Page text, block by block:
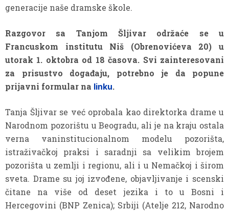
generacije naše dramske škole.
Razgovor sa Tanjom Šljivar održaće se u
Francuskom institutu Niš (Obrenovićeva 20) u
utorak 1. oktobra od 18 časova. Svi zainteresovani
za prisustvo događaju, potrebno je da popune
prijavni formular na linku.
Tanja Šljivar se već oprobala kao direktorka drame u
Narodnom pozorištu u Beogradu, ali je na kraju ostala
verna vaninstitucionalnom modelu pozorišta,
istraživačkoj praksi i saradnji sa velikim brojem
pozorišta u zemlji i regionu, ali i u Nemačkoj i širom
sveta. Drame su joj izvođene, objavljivanje i scenski
čitane na više od deset jezika i to u Bosni i
Hercegovini (BNP Zenica); Srbiji (Atelje 212, Narodno